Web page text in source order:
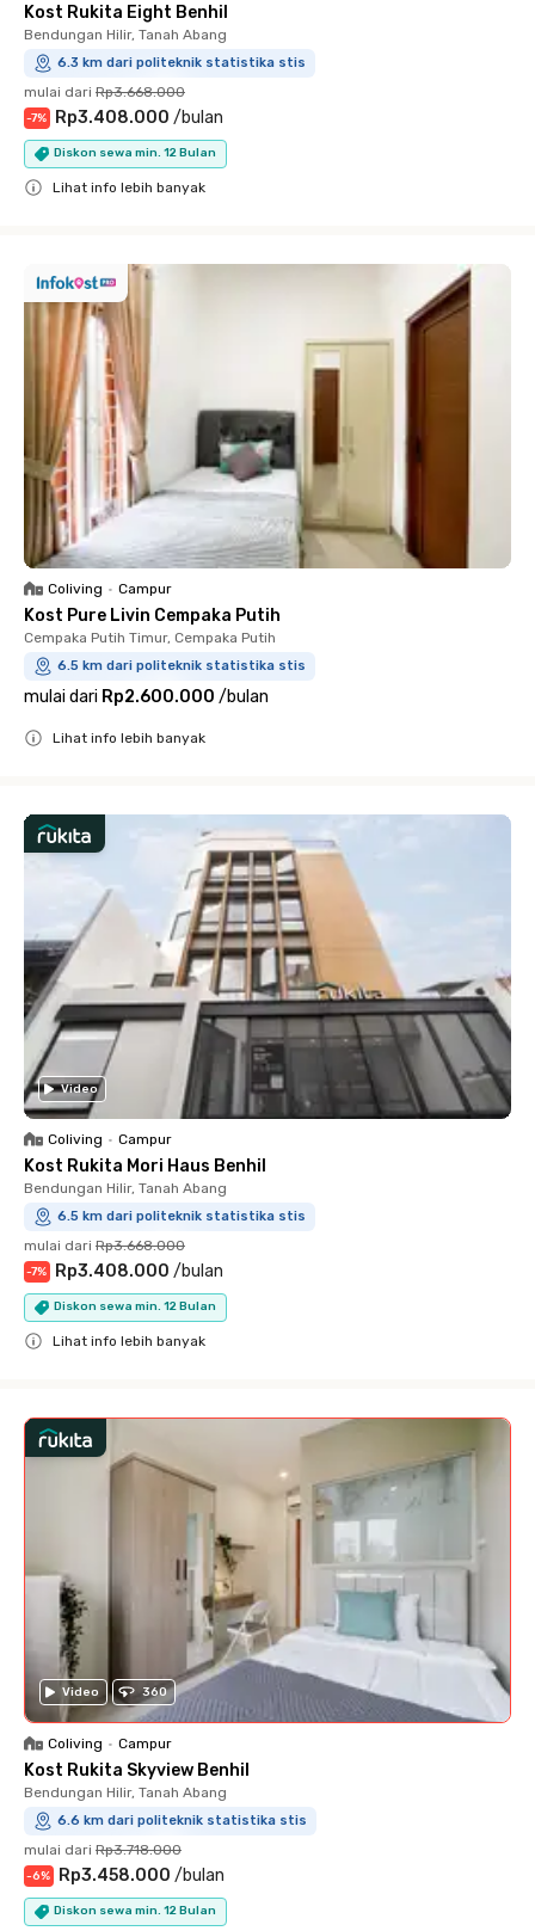
Kost Rukita Eight Benhil
Bendungan Hilir, Tanah Abang
6.3 km dari politeknik statistika stis
mulai dari Rp3.668.000
-7% Rp3.408.000 /bulan
Diskon sewa min. 12 Bulan
Lihat info lebih banyak
Coliving • Campur
Kost Pure Livin Cempaka Putih
Cempaka Putih Timur, Cempaka Putih
6.5 km dari politeknik statistika stis
mulai dari Rp2.600.000 /bulan
Lihat info lebih banyak
Video
Coliving • Campur
Kost Rukita Mori Haus Benhil
Bendungan Hilir, Tanah Abang
6.5 km dari politeknik statistika stis
mulai dari Rp3.668.000
-7% Rp3.408.000 /bulan
Diskon sewa min. 12 Bulan
Lihat info lebih banyak
Video 360
Coliving • Campur
Kost Rukita Skyview Benhil
Bendungan Hilir, Tanah Abang
6.6 km dari politeknik statistika stis
mulai dari Rp3.718.000
-6% Rp3.458.000 /bulan
Diskon sewa min. 12 Bulan